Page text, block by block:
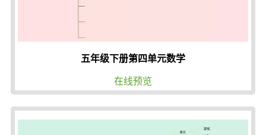
五年级下册第四单元数学
在线预览